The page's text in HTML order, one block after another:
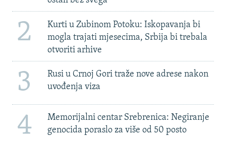
2
Kurti u Zubinom Potoku: Iskopavanja bi
mogla trajati mjesecima, Srbija bi trebala
otvoriti arhive
3
Rusi u Crnoj Gori traže nove adrese nakon
uvođenja viza
4
Memorijalni centar Srebrenica: Negiranje
genocida poraslo za više od 50 posto